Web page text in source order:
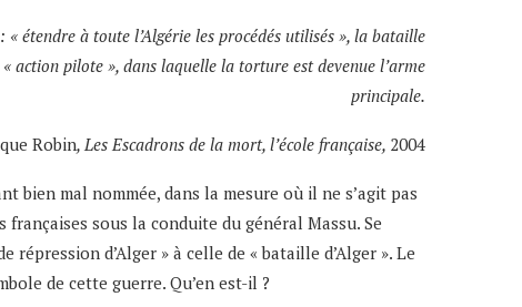
étendre à toute l’Algérie les procédés utilisés », la bataille
action pilote », dans laquelle la torture est devenue l’arme
principale.
Robin, Les Escadrons de la mort, l’école française, 2004
bien mal nommée, dans la mesure où il ne s’agit pas
sous la conduite du général Massu. Se
d’Alger » à celle de « bataille d’Alger ». Le
de cette guerre. Qu’en est-il ?